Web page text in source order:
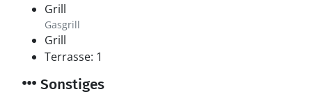
Grill
Gasgrill
Grill
Terrasse: 1
Sonstiges